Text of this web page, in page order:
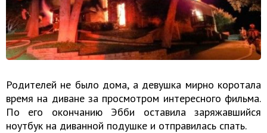
Родителей не было дома, а девушка мирно коротала
время на диване за просмотром интересного фильма.
По его окончанию Эбби оставила заряжавшийся
ноутбук на диванной подушке и отправилась спать.